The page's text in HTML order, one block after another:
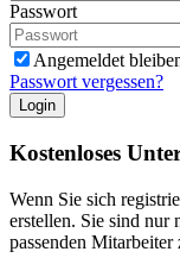
Passwort
Angemeldet
Passwort vergessen?
Login
Kostenloses
Wenn Sie sich
erstellen. Sie sind nur
passenden Mitarbeiter